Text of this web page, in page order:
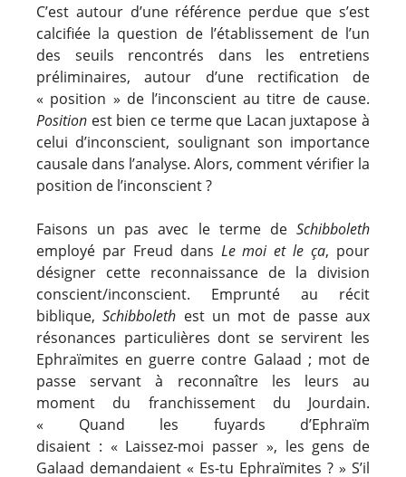
C’est autour d’une référence perdue que s’est
calcifiée la question de l’établissement de l’un
des seuils rencontrés dans les entretiens
préliminaires, autour d’une rectification de
« position » de l’inconscient au titre de cause.
Position est bien ce terme que Lacan juxtapose à
celui d’inconscient, soulignant son importance
causale dans l’analyse. Alors, comment vérifier la
position de l’inconscient ?
Faisons un pas avec le terme de Schibboleth
employé par Freud dans Le moi et le ça, pour
désigner cette reconnaissance de la division
conscient/inconscient. Emprunté au récit
biblique,Schibboleth est un mot de passe aux
résonances particulières dont se servirent les
Ephraïmites en guerre contre Galaad ; mot de
passe servant à reconnaître les leurs au
moment du franchissement du Jourdain.
« Quand les fuyards d’Ephraïm
disaient : « Laissez-moi passer », les gens de
Galaad demandaient « Es-tu Ephraïmites ? » S’il